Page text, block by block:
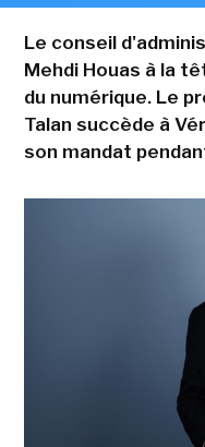
Le conseil
Mehdi Houas à la
du numérique. Le
Talan succède à
son mandat